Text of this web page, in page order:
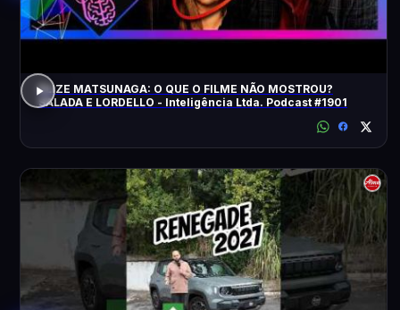
ELIZE MATSUNAGA: O QUE O FILME NÃO MOSTROU?
SALADA E LORDELLO - Inteligência Ltda. Podcast #1901